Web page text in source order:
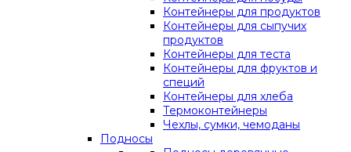
Контейнеры для продуктов
Контейнеры для сыпучих
продуктов
Контейнеры для теста
Контейнеры для фруктов и
специй
Контейнеры для хлеба
Термоконтейнеры
Чехлы, сумки, чемоданы
Подносы